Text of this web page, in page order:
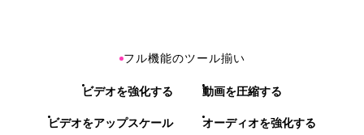
フル機能のツール揃い
ビデオを強化する 動画を圧縮する
ビデオをアップスケール オーディオを強化する